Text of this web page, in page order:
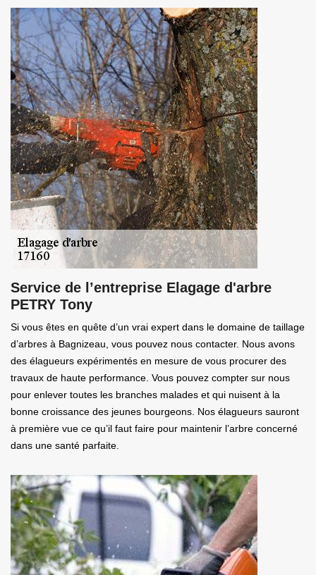
Service de l’entreprise Elagage d'arbre
PETRY Tony
Si vous êtes en quête d’un vrai expert dans le domaine de taillage
d’arbres à Bagnizeau, vous pouvez nous contacter. Nous avons
des élagueurs expérimentés en mesure de vous procurer des
travaux de haute performance. Vous pouvez compter sur nous
pour enlever toutes les branches malades et qui nuisent à la
bonne croissance des jeunes bourgeons. Nos élagueurs sauront
à première vue ce qu’il faut faire pour maintenir l’arbre concerné
dans une santé parfaite.